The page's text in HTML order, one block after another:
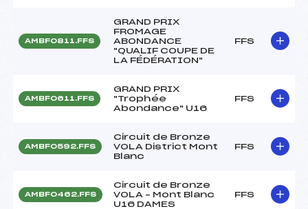
AMBF0811.FFS
GRAND PRIX
FROMAGE
ABONDANCE
"QUALIF COUPE DE
LA FÉDÉRATION"
FFS
AMBF0611.FFS
GRAND PRIX
"Trophée
Abondance" U16
FFS
AMBF0592.FFS
Circuit de Bronze
VOLA District Mont
Blanc
FFS
AMBF0462.FFS
Circuit de Bronze
VOLA – Mont Blanc
U16 DAMES
FFS